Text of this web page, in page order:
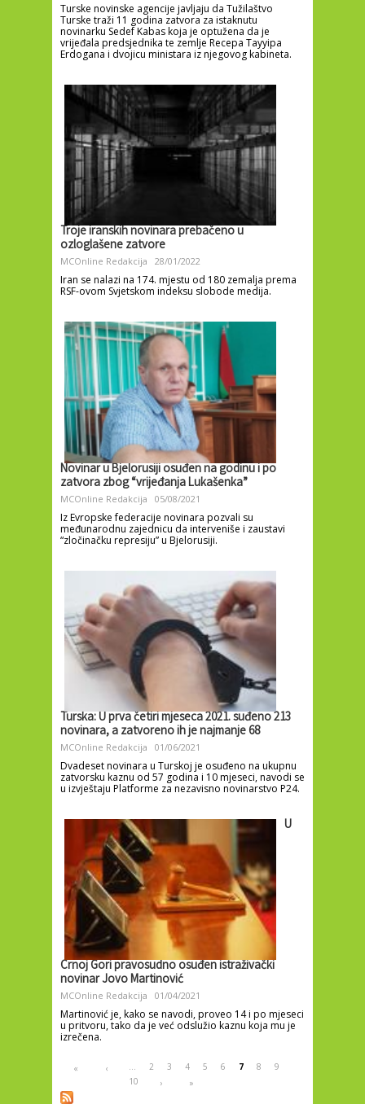
Turske novinske agencije javljaju da Tužilaštvo
Turske traži 11 godina zatvora za istaknutu
novinarku Sedef Kabas koja je optužena da je
vrijeđala predsjednika te zemlje Recepa Tayyipa
Erdogana i dvojicu ministara iz njegovog kabineta.
Troje iranskih novinara prebačeno u
ozloglašene zatvore
MCOnline Redakcija 28/01/2022
Iran se nalazi na 174. mjestu od 180 zemalja prema
RSF-ovom Svjetskom indeksu slobode medija.
Novinar u Bjelorusiji osuđen na godinu i po
zatvora zbog “vrijeđanja Lukašenka”
MCOnline Redakcija 05/08/2021
Iz Evropske federacije novinara pozvali su
međunarodnu zajednicu da interveniše i zaustavi
“zločinačku represiju” u Bjelorusiji.
Turska: U prva četiri mjeseca 2021. suđeno 213
novinara, a zatvoreno ih je najmanje 68
MCOnline Redakcija 01/06/2021
Dvadeset novinara u Turskoj je osuđeno na ukupnu
zatvorsku kaznu od 57 godina i 10 mjeseci, navodi se
u izvještaju Platforme za nezavisno novinarstvo P24.
U
Crnoj Gori pravosudno osuđen istraživački
novinar Jovo Martinović
MCOnline Redakcija 01/04/2021
Martinović je, kako se navodi, proveo 14 i po mjeseci
u pritvoru, tako da je već odslužio kaznu koja mu je
izrečena.
Pages
« ‹ … 2 3 4 5 6 7 8
9
10
› »